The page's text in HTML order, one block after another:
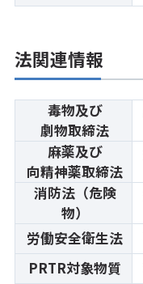
法関連情報
毒物及び
劇物取締法
麻薬及び
向精神薬取締法
消防法（危険
物）
労働安全衛生法
PRTR対象物質